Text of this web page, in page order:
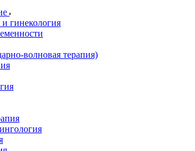
гинекология
волновая терапия)